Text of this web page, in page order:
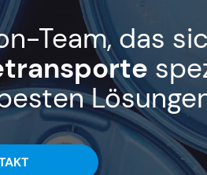
Team, das